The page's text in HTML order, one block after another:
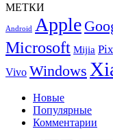
Theater
МЕТКИ
Android Apple
Microsoft Mijia
Vivo Windows
Новые
Популярные
Комментарии